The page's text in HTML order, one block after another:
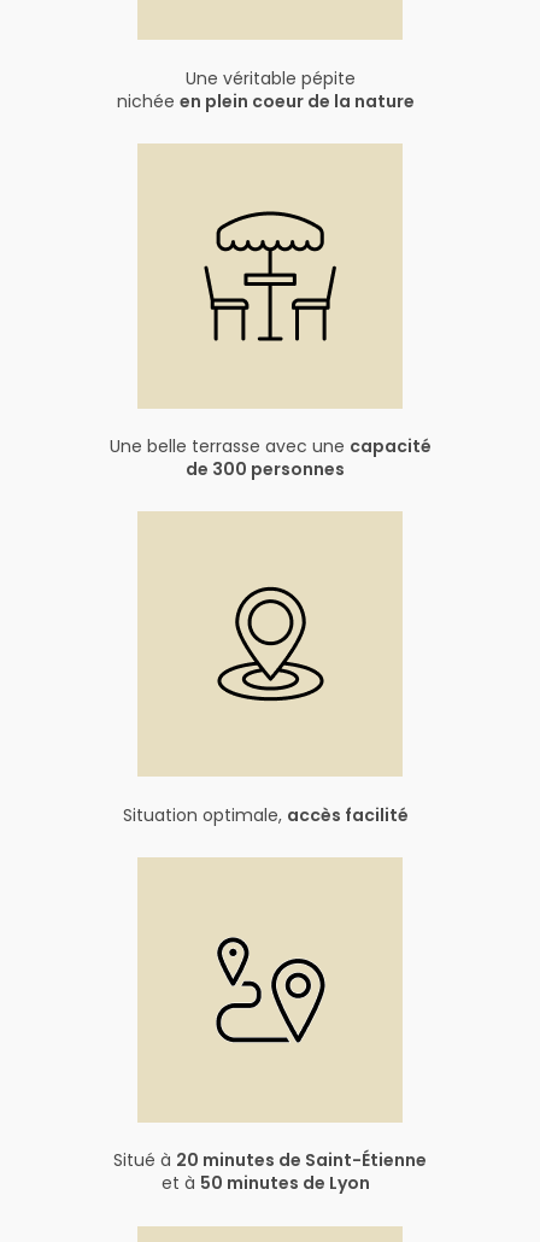
Une véritable pépite
nichée en plein coeur de la nature
Une belle terrasse avec une capacité
de 300 personnes
Situation optimale, accès facilité
Situé à 20 minutes de Saint-Étienne
et à 50 minutes de Lyon